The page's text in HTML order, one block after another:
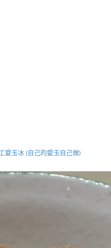
愛玉冰 (自己的愛玉自己做)